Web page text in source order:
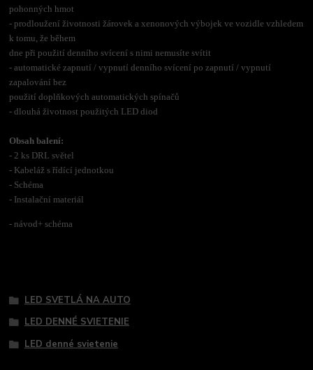
pohonných hmot
- prodloužení životnosti žárovek a xenonových výbojek ve vozidle vzhledem
k tomu, že během
dne při použití denního svícení s nimi nemusíte svítit
- automatické zapnutí / vypnutí denního svícení po zapnutí / vypnutí
zapalování bez
použití doplňkových automatických spínačů
- dlouhá životnost použitých LED diod
Obsah balení:
- 2 ks DRL světel
- Kabeláž s řídící jednotkou
- Schéma
- Instalační materiál
- návod+ schéma
LED SVETLÁ NA AUTO
LED DENNÉ SVIETENIE
LED denné svietenie